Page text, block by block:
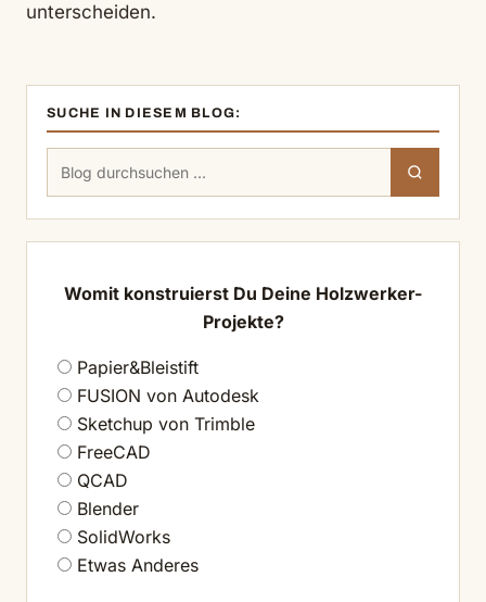
unterscheiden.
SUCHE IN DIESEM BLOG:
Suchen
Womit konstruierst Du Deine Holzwerker-
Projekte?
Papier&Bleistift
FUSION von Autodesk
Sketchup von Trimble
FreeCAD
QCAD
Blender
SolidWorks
Etwas Anderes